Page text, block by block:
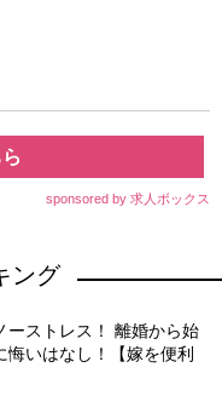
sponsored by 求人ボックス
ング
ーストレス！ 離婚から始
いはなし！【嫁を便利